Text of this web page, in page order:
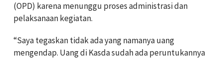
(OPD) karena menunggu proses administrasi dan
pelaksanaan kegiatan.
“Saya tegaskan tidak ada yang namanya uang
mengendap. Uang di Kasda sudah ada peruntukannya